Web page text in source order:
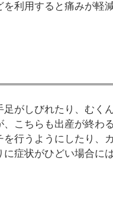
利用すると痛みが軽
がしびれたり、むく
こちらも出産が終わ
行うようにしたり、
症状がひどい場合に